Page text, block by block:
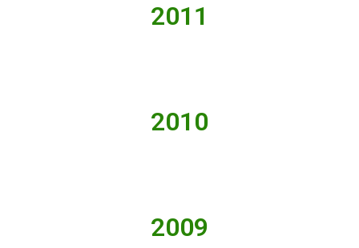
2011
2010
2009